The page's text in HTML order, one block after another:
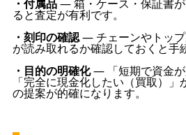
・付属品— 箱・ケース・保証書が
ると査定が有利です。
・刻印の確認— チェーンやトップ
が読み取れるか確認しておくと手
・目的の明確化— 「短期で資金が
「完全に現金化したい（買取）
の提案が的確になります。